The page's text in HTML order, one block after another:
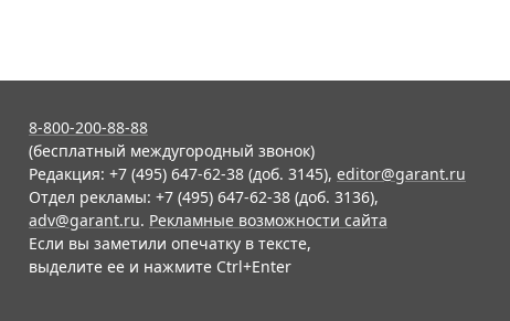
8-800-200-88-88
(бесплатный междугородный звонок)
Редакция: +7 (495) 647-62-38 (доб. 3145), editor@garant.ru
Отдел рекламы: +7 (495) 647-62-38 (доб. 3136),
adv@garant.ru. Рекламные возможности сайта
Если вы заметили опечатку в тексте,
выделите ее и нажмите Ctrl+Enter